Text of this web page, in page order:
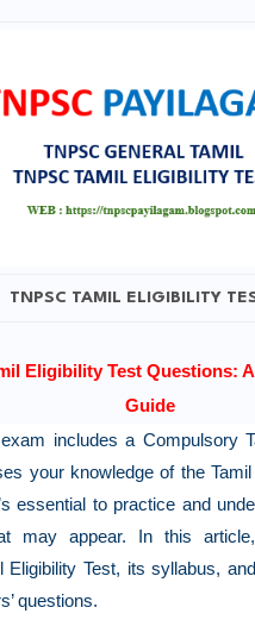
TNPSC TAMIL ELIGIBILITY
Eligibility Test Questions:
Guide
includes a Compulsory
your knowledge of the
essential to practice and
may appear. In this
Eligibility Test, its syllabus,
questions.